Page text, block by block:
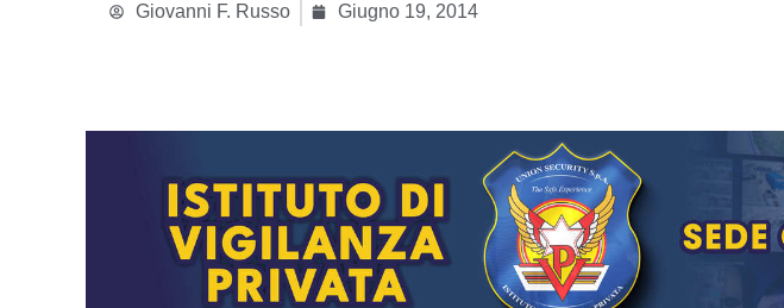
Giovanni F. Russo Giugno 19, 2014